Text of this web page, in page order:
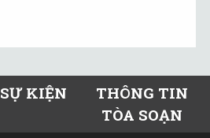
SỰ KIỆN
THÔNG TIN
TÒA SOẠN